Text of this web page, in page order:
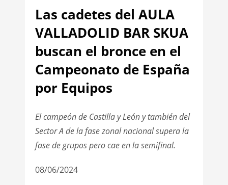
Las cadetes del AULA
VALLADOLID BAR SKUA
buscan el bronce en el
Campeonato de España
por Equipos
El campeón de Castilla y León y también del
Sector A de la fase zonal nacional supera la
fase de grupos pero cae en la semifinal.
08/06/2024